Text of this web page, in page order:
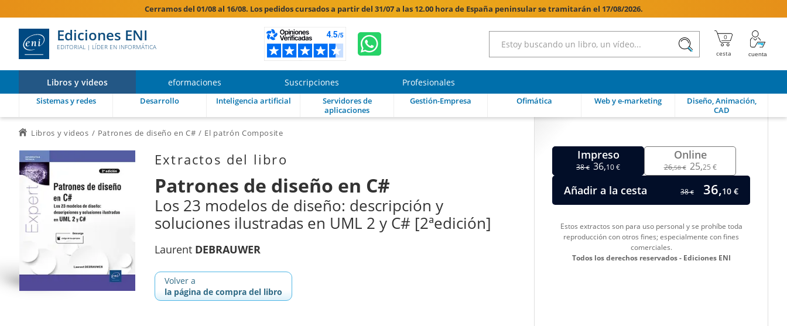
Cerramos del 01/08 al 16/08. Los pedidos cursados a partir del 31/07 a las 12.00 hora de España peninsular se tramitarán el 17/08/2026.
Ediciones ENI
EDITORIAL | LÍDER EN INFORMÁTICA 
Libros y videos eformaciones Suscripciones Profesionales
Sistemas y redes Desarrollo Inteligencia artificial
Servidores de
aplicaciones
Gestión-Empresa Ofimática Web y e-marketing
Diseño, Animación,
CAD
Libros y videos Patrones de diseño en C# El patrón Composite
Extractos del libro
Patrones de diseño en C#
Los 23 modelos de diseño: descripción y
soluciones ilustradas en UML 2 y C# [2ªedición]
Laurent DEBRAUWER
Volver a
la página de compra del libro
Impreso
38€ 36,10 €
Online
26,58 € 25,25 €
Añadir a la cesta 38€ 36,10 €
Estos extractos son para uso personal y se prohíbe toda
reproducción con otros fines; especialmente con fines
comerciales.
Todos los derechos reservados - Ediciones ENI